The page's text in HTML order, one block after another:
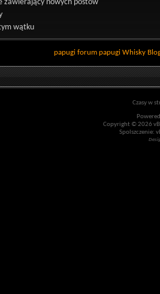
zawierający nowych postów
wątku
papugi forum papugi Whisky
Czasy w
Copyright © 2026
Spolszczenie: